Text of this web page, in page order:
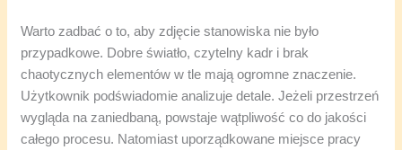
Warto zadbać o to, aby zdjęcie stanowiska nie było
przypadkowe. Dobre światło, czytelny kadr i brak
chaotycznych elementów w tle mają ogromne znaczenie.
Użytkownik podświadomie analizuje detale. Jeżeli przestrzeń
wygląda na zaniedbaną, powstaje wątpliwość co do jakości
całego procesu. Natomiast uporządkowane miejsce pracy